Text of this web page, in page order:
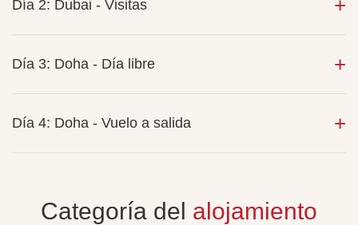
Día 2: Dubai - Visitas
Día 3: Doha - Día libre
Día 4: Doha - Vuelo a salida
Categoría del alojamiento